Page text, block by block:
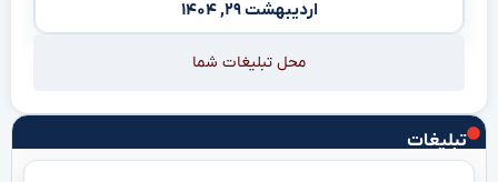
تبلیغات
اردیبهشت ۲۹, ۱۴۰۴
محل تبلیغات شما